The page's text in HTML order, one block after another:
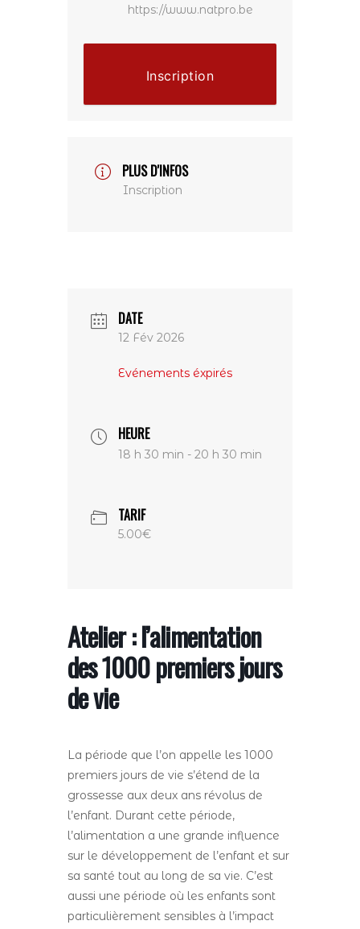
https://www.natpro.be
Inscription
PLUS D'INFOS
Inscription
DATE
12 Fév 2026
Evénements éxpirés
HEURE
18 h 30 min - 20 h 30 min
TARIF
5.00€
Atelier : l’alimentation
des 1000 premiers jours
de vie
La période que l’on appelle les 1000
premiers jours de vie s’étend de la
grossesse aux deux ans révolus de
l’enfant. Durant cette période,
l’alimentation a une grande influence
sur le développement de l’enfant et sur
sa santé tout au long de sa vie. C’est
aussi une période où les enfants sont
particulièrement sensibles à l’impact